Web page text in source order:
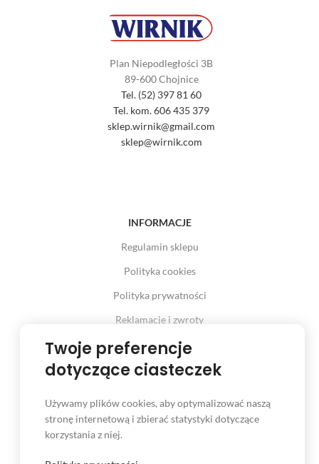
Plan Niepodległości 3B
89-600 Chojnice
Tel. (52) 397 81 60
Tel. kom. 606 435 379
sklep.wirnik@gmail.com
sklep@wirnik.com
INFORMACJE
Regulamin sklepu
Polityka cookies
Polityka prywatności
Reklamacje i zwroty
Prawo odstąpienia od umowy
INFORMACJE
Twoje preferencje
dotyczące ciasteczek
Używamy plików cookies, aby optymalizować naszą
stronę internetową i zbierać statystyki dotyczące
korzystania z niej.